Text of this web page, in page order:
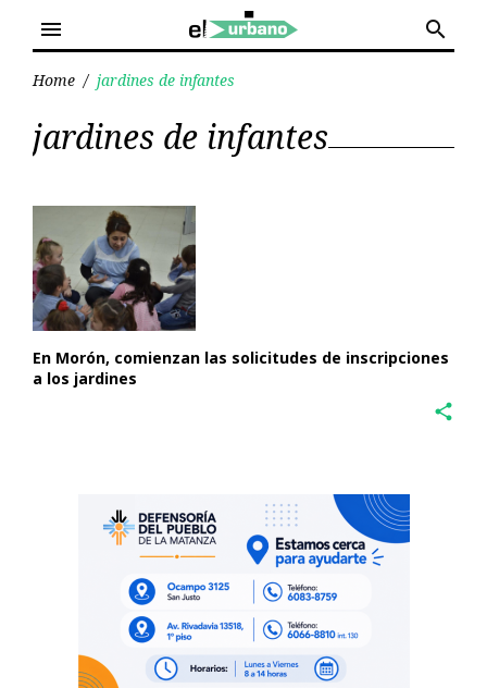
content
menu search
Home / jardines de infantes
jardines
de
jardines de infantes
En Morón, comienzan las solicitudes de inscripciones
a los jardines
share